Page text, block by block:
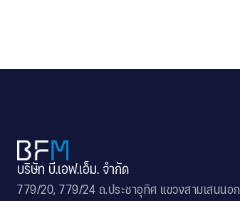
บริษัท บี.เอฟ.เอ็ม. จำกัด
779/20, 779/24 ถ.ประชาอุทิศ แขวงสามเสนนอก